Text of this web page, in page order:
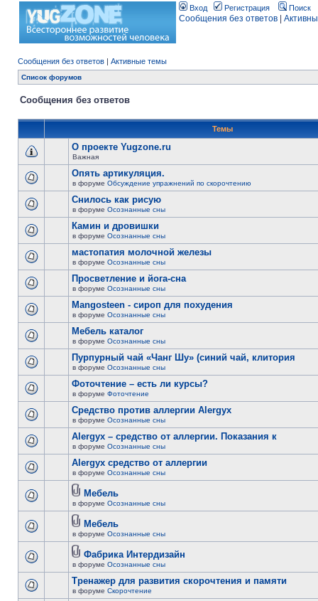
Вход Регистрация Поиск
Сообщения без ответов
Сообщения без ответов | Активные темы
Список форумов
Сообщения без ответов
Темы
О проекте Yugzone.ru
Важная
Опять артикуляция.
в форуме Обсуждение упражнений по скорочтению
Снилось как рисую
в форуме Осознанные сны
Камин и дровишки
в форуме Осознанные сны
мастопатия молочной железы
в форуме Осознанные сны
Просветление и йога-сна
в форуме Осознанные сны
Mangosteen - сироп для похудения
в форуме Осознанные сны
Мебель каталог
в форуме Осознанные сны
Пурпурный чай «Чанг Шу» (синий чай, клитория
в форуме Осознанные сны
Фоточтение – есть ли курсы?
в форуме Фоточтение
Cредство против аллергии Alergyx
в форуме Осознанные сны
Alergyx – средство от аллергии. Показания к
в форуме Осознанные сны
Alergyx средство от аллергии
в форуме Осознанные сны
Мебель
в форуме Осознанные сны
Мебель
в форуме Осознанные сны
Фабрика Интердизайн
в форуме Осознанные сны
Тренажер для развития скорочтения и памяти
в форуме Скорочтение